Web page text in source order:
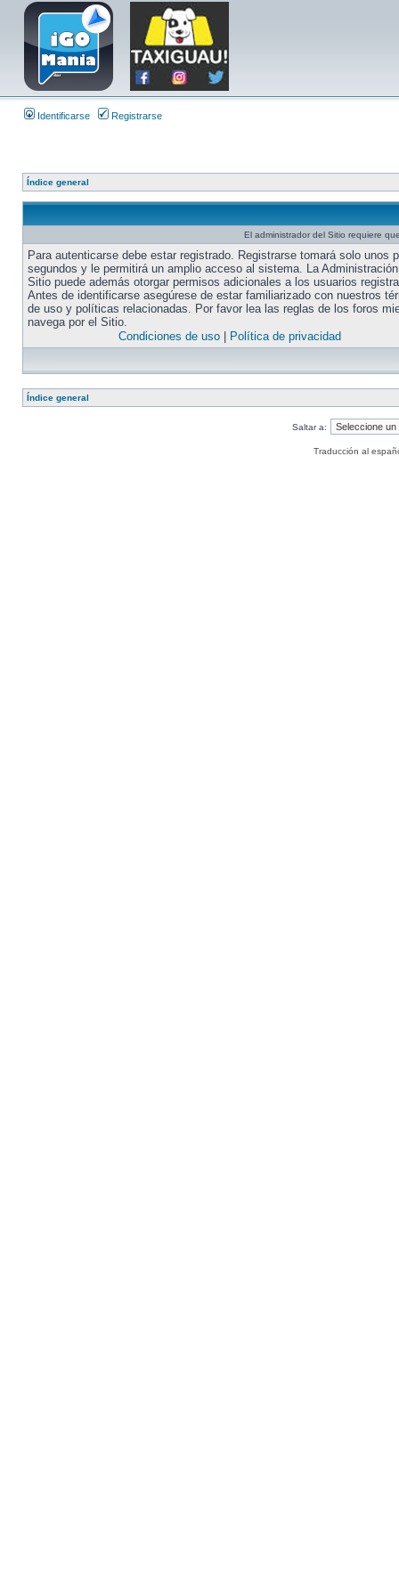
Identificarse Registrarse
Índice general
El administrador del Sitio requiere
Para autenticarse debe estar registrado. Registrarse tomará solo unos
segundos y le permitirá un amplio acceso al sistema. La
Sitio puede además otorgar permisos adicionales a los usuarios
Antes de identificarse asegúrese de estar familiarizado con nuestros
de uso y políticas relacionadas. Por favor lea las reglas de los foros
navega por el Sitio.
Condiciones de uso| Política de privacidad
Índice general
Saltar a:
Traducción al